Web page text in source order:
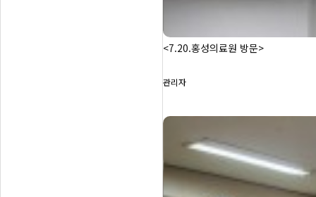
<7.20.홍성의료원 방문>
관리자